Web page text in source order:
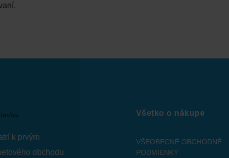
k prvým
obchodu
Všetko o nákupe
VŠEOBECNÉ OBCHODNÉ
PODMIENKY